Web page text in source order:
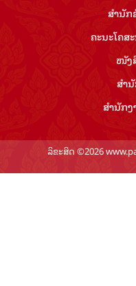
ສຳ​ນັກ​
ຄະນະໂຄ
ໜັງ
ສຳ​
ສຳ​ນັກ​
ລິຂະສິດ ©2026